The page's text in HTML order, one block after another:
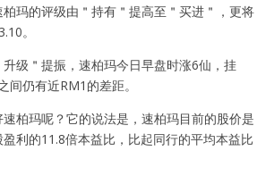
玛的评级由＂持有＂提高至＂买进＂，更将
。
级＂提振，速柏玛今日早盘时涨6仙，挂
间仍有近RM1的差距。
柏玛呢？它的说法是，速柏玛目前的股价是
利的11.8倍本益比，比起同行的平均本益比